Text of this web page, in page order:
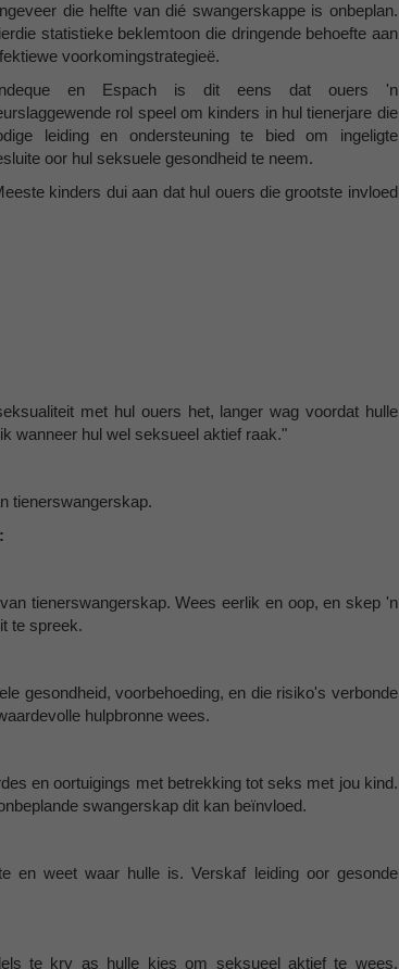
die helfte van dié swangerskappe is onbeplan.
statistieke beklemtoon die dringende behoefte aan
voorkomingstrategieë.
en Espach is dit eens dat ouers 'n
rol speel om kinders in hul tienerjare die
leiding en ondersteuning te bied om ingeligte
oor hul seksuele gesondheid te neem.
kinders dui aan dat hul ouers die grootste invloed
met hul ouers het, langer wag voordat hulle
wanneer hul wel seksueel aktief raak."
tienerswangerskap.
tienerswangerskap. Wees eerlik en oop, en skep 'n
te spreek.
gesondheid, voorbehoeding, en die risiko's verbonde
hulpbronne wees.
en oortuigings met betrekking tot seks met jou kind.
swangerskap dit kan beïnvloed.
en weet waar hulle is. Verskaf leiding oor gesonde
te kry as hulle kies om seksueel aktief te wees.